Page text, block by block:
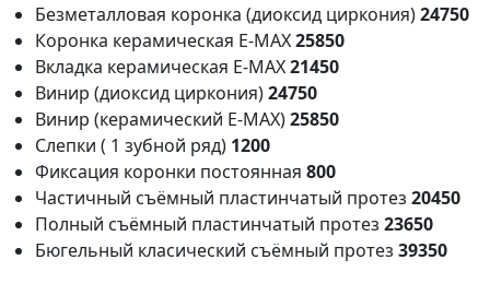
Безметалловая коронка (диоксид циркония)24750
Коронка керамическая E-MAX25850
Вкладка керамическая E-MAX21450
Винир (диоксид циркония)24750
Винир (керамический Е-МАХ)25850
Слепки ( 1 зубной ряд) 1200
Фиксация коронки постоянная 800
Частичный съёмный пластинчатый протез 20450
Полный съёмный пластинчатый протез 23650
Бюгельный класический съёмный протез 39350